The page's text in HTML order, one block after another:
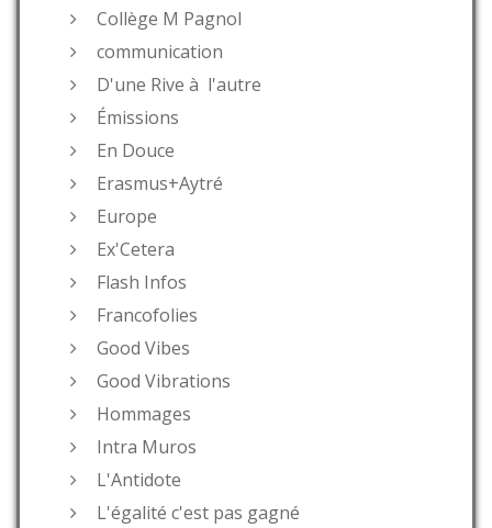
Collège M Pagnol
communication
D'une Rive à l'autre
Émissions
En Douce
Erasmus+Aytré
Europe
Ex'Cetera
Flash Infos
Francofolies
Good Vibes
Good Vibrations
Hommages
Intra Muros
L'Antidote
L'égalité c'est pas gagné